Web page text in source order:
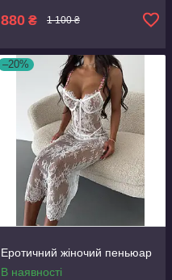
880 ₴ 1 100 ₴
–20%
Еротичний жіночий пеньюар
В наявності